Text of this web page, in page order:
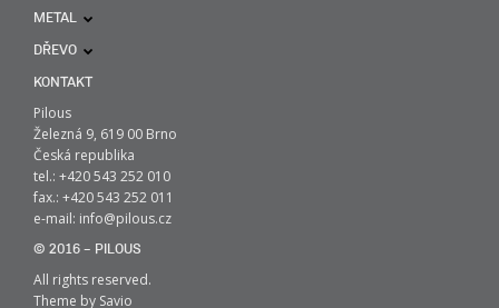
METAL
DŘEVO
KONTAKT
Pilous
Železná 9, 619 00 Brno
Česká republika
tel.: +420 543 252 010
fax.: +420 543 252 011
e-mail: info@pilous.cz
© 2016 – PILOUS
All rights reserved.
Theme by Savio